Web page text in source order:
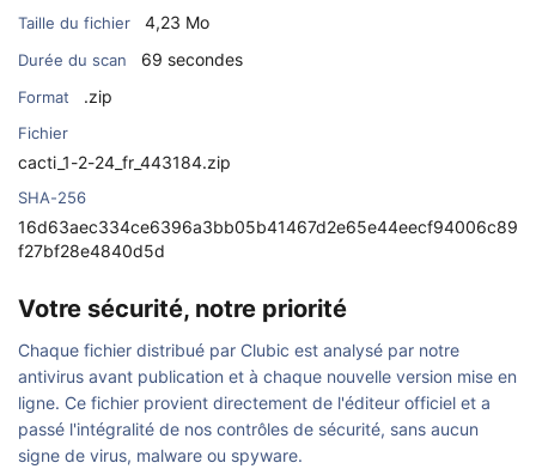
Taille du fichier 4,23 Mo
Durée du scan 69 secondes
Format .zip
Fichier
cacti_1-2-24_fr_443184.zip
SHA-256
16d63aec334ce6396a3bb05b41467d2e65e44eecf94006c89
f27bf28e4840d5d
Votre sécurité, notre priorité
Chaque fichier distribué par Clubic est analysé par notre
antivirus avant publication et à chaque nouvelle version mise en
ligne. Ce fichier provient directement de l'éditeur officiel et a
passé l'intégralité de nos contrôles de sécurité, sans aucun
signe de virus, malware ou spyware.